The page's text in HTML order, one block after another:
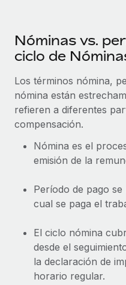
Nóminas vs.
ciclo de
Los términos nómina,
nómina están
refieren a diferentes
compensación.
Nómina es el
emisión de la
Período de pago
cual se paga el
El ciclo nómina
desde el
la declaración de
horario regular.